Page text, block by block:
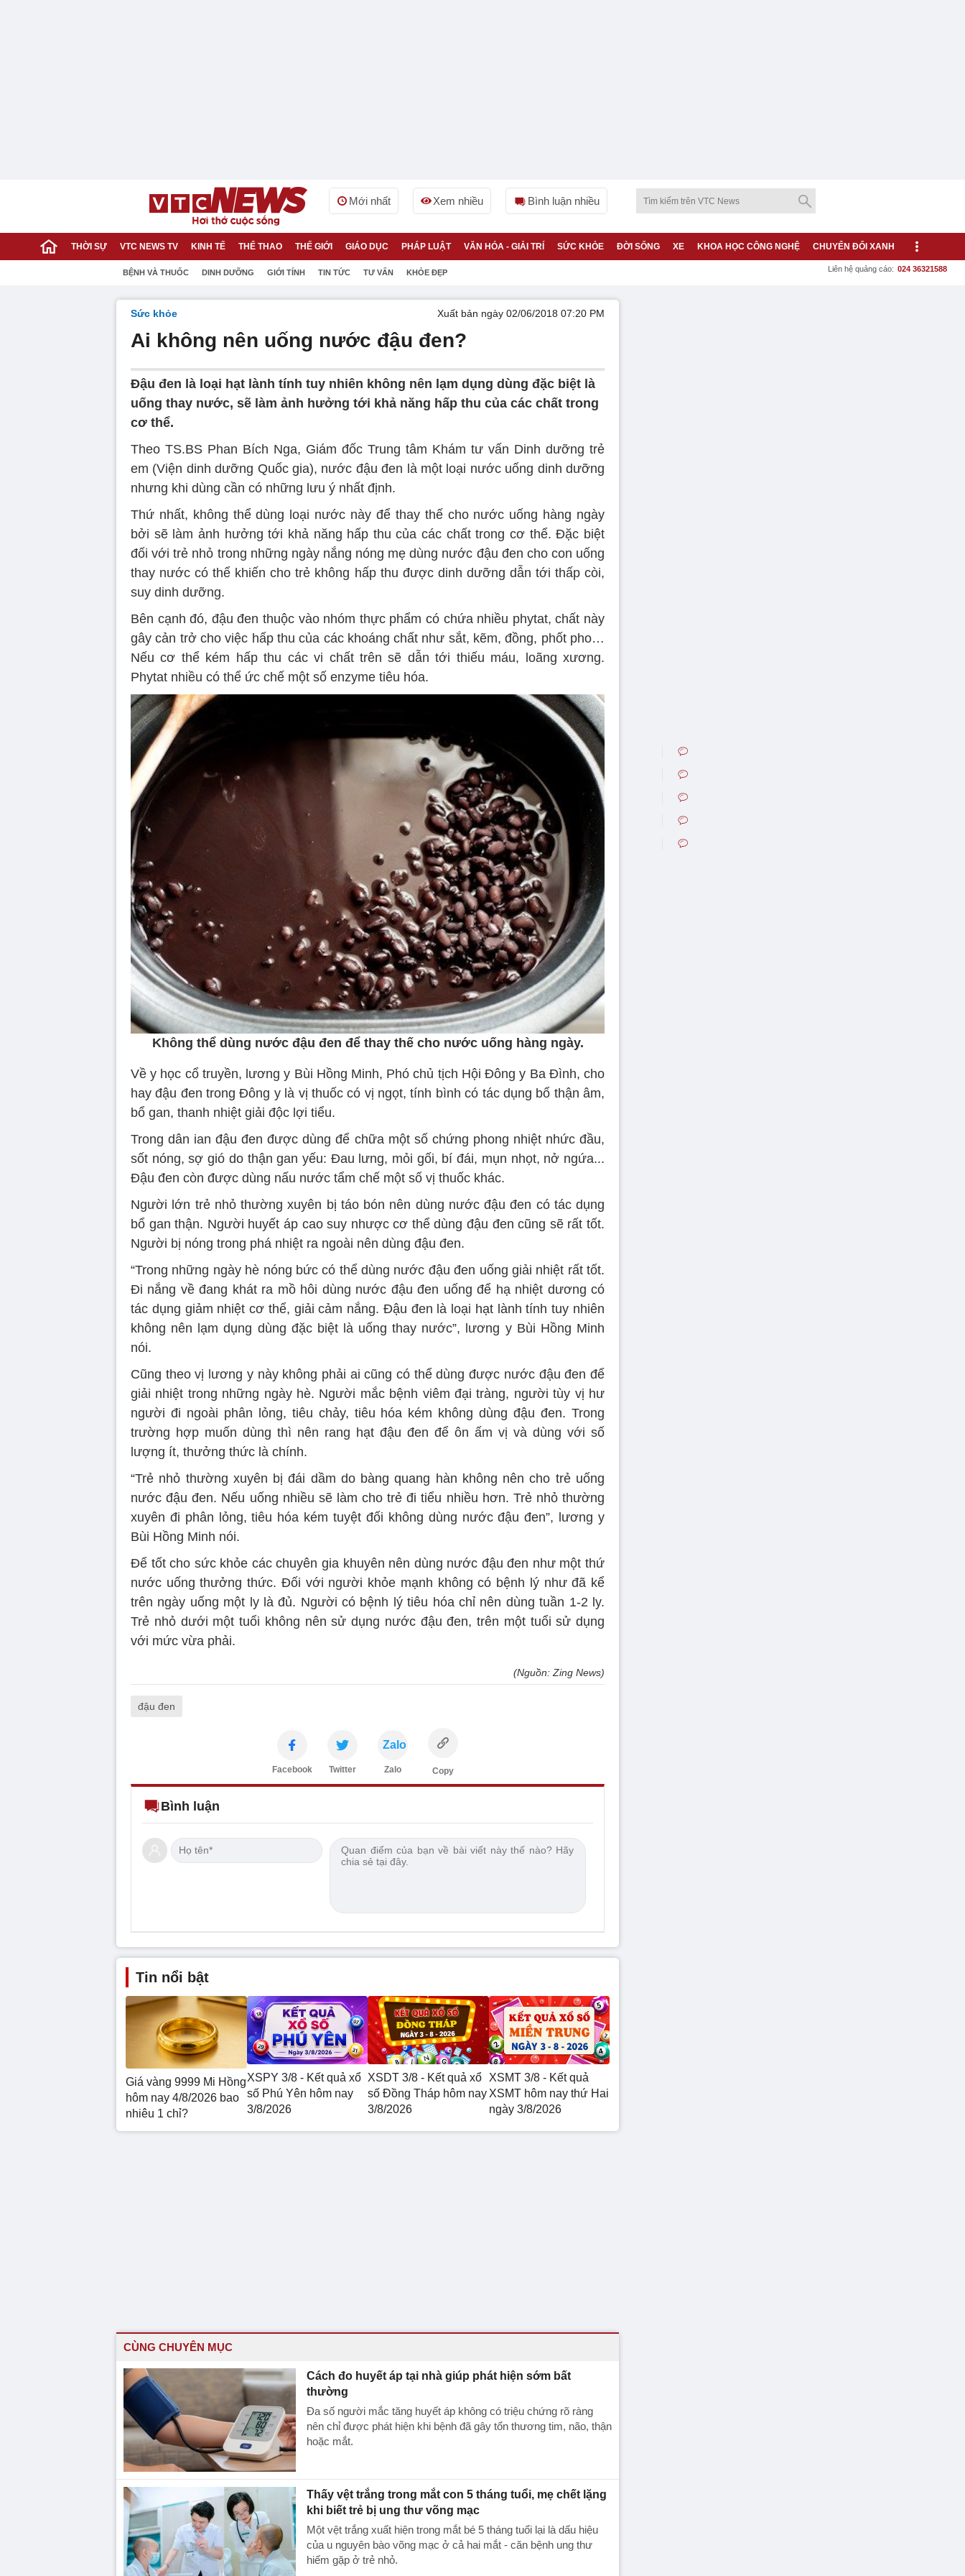
Mới nhất Xem nhiều Bình luận nhiều
THỜI SỰ VTC NEWS TV KINH TẾ THỂ THAO THẾ GIỚI GIÁO DỤC PHÁP LUẬT VĂN HÓA - GIẢI TRÍ SỨC KHỎE ĐỜI SỐNG XE KHOA HỌC CÔNG NGHỆ CHUYỂN ĐỔI XANH
BỆNH VÀ THUỐC DINH DƯỠNG GIỚI TÍNH TIN TỨC TƯ VẤN KHỎE ĐẸP Liên hệ quảng cáo: 024 36321588
Sức khỏe Xuất bản ngày 02/06/2018 07:20 PM
Ai không nên uống nước đậu đen?
Đậu đen là loại hạt lành tính tuy nhiên không nên lạm dụng dùng đặc biệt là
uống thay nước, sẽ làm ảnh hưởng tới khả năng hấp thu của các chất trong
cơ thể.
Theo TS.BS Phan Bích Nga, Giám đốc Trung tâm Khám tư vấn Dinh dưỡng trẻ
em (Viện dinh dưỡng Quốc gia), nước đậu đen là một loại nước uống dinh dưỡng
nhưng khi dùng cần có những lưu ý nhất định.
Thứ nhất, không thể dùng loại nước này để thay thế cho nước uống hàng ngày
bởi sẽ làm ảnh hưởng tới khả năng hấp thu của các chất trong cơ thể. Đặc biệt
đối với trẻ nhỏ trong những ngày nắng nóng mẹ dùng nước đậu đen cho con uống
thay nước có thể khiến cho trẻ không hấp thu được dinh dưỡng dẫn tới thấp còi,
suy dinh dưỡng.
Bên cạnh đó, đậu đen thuộc vào nhóm thực phẩm có chứa nhiều phytat, chất này
gây cản trở cho việc hấp thu của các khoáng chất như sắt, kẽm, đồng, phốt pho…
Nếu cơ thể kém hấp thu các vi chất trên sẽ dẫn tới thiếu máu, loãng xương.
Phytat nhiều có thể ức chế một số enzyme tiêu hóa.
Không thể dùng nước đậu đen để thay thế cho nước uống hàng ngày.
Về y học cổ truyền, lương y Bùi Hồng Minh, Phó chủ tịch Hội Đông y Ba Đình, cho
hay đậu đen trong Đông y là vị thuốc có vị ngọt, tính bình có tác dụng bổ thận âm,
bổ gan, thanh nhiệt giải độc lợi tiểu.
Trong dân ian đậu đen được dùng để chữa một số chứng phong nhiệt nhức đầu,
sốt nóng, sợ gió do thận gan yếu: Đau lưng, mỏi gối, bí đái, mụn nhọt, nở ngứa...
Đậu đen còn được dùng nấu nước tẩm chế một số vị thuốc khác.
Người lớn trẻ nhỏ thường xuyên bị táo bón nên dùng nước đậu đen có tác dụng
bổ gan thận. Người huyết áp cao suy nhược cơ thể dùng đậu đen cũng sẽ rất tốt.
Người bị nóng trong phá nhiệt ra ngoài nên dùng đậu đen.
“Trong những ngày hè nóng bức có thể dùng nước đậu đen uống giải nhiệt rất tốt.
Đi nắng về đang khát ra mồ hôi dùng nước đậu đen uống để hạ nhiệt dương có
tác dụng giảm nhiệt cơ thể, giải cảm nắng. Đậu đen là loại hạt lành tính tuy nhiên
không nên lạm dụng dùng đặc biệt là uống thay nước”, lương y Bùi Hồng Minh
nói.
Cũng theo vị lương y này không phải ai cũng có thể dùng được nước đậu đen để
giải nhiệt trong những ngày hè. Người mắc bệnh viêm đại tràng, người tùy vị hư
người đi ngoài phân lỏng, tiêu chảy, tiêu hóa kém không dùng đậu đen. Trong
trường hợp muốn dùng thì nên rang hạt đậu đen để ôn ấm vị và dùng với số
lượng ít, thưởng thức là chính.
“Trẻ nhỏ thường xuyên bị đái dầm do bàng quang hàn không nên cho trẻ uống
nước đậu đen. Nếu uống nhiều sẽ làm cho trẻ đi tiểu nhiều hơn. Trẻ nhỏ thường
xuyên đi phân lỏng, tiêu hóa kém tuyệt đối không dùng nước đậu đen”, lương y
Bùi Hồng Minh nói.
Để tốt cho sức khỏe các chuyên gia khuyên nên dùng nước đậu đen như một thứ
nước uống thưởng thức. Đối với người khỏe mạnh không có bệnh lý như đã kể
trên ngày uống một ly là đủ. Người có bệnh lý tiêu hóa chỉ nên dùng tuần 1-2 ly.
Trẻ nhỏ dưới một tuổi không nên sử dụng nước đậu đen, trên một tuổi sử dụng
với mức vừa phải.
(Nguồn: Zing News)
đậu đen
Facebook Twitter
Zalo
Zalo Copy
Bình luận
Tin nổi bật
Giá vàng 9999 Mi Hồng
hôm nay 4/8/2026 bao
nhiêu 1 chỉ?
XSPY 3/8 - Kết quả xổ
số Phú Yên hôm nay
3/8/2026
XSDT 3/8 - Kết quả xổ
số Đồng Tháp hôm nay
3/8/2026
XSMT 3/8 - Kết quả
XSMT hôm nay thứ Hai
ngày 3/8/2026
CÙNG CHUYÊN MỤC
Cách đo huyết áp tại nhà giúp phát hiện sớm bất
thường
Đa số người mắc tăng huyết áp không có triệu chứng rõ ràng
nên chỉ được phát hiện khi bệnh đã gây tổn thương tim, não, thận
hoặc mắt.
Thấy vệt trắng trong mắt con 5 tháng tuổi, mẹ chết lặng
khi biết trẻ bị ung thư võng mạc
Một vệt trắng xuất hiện trong mắt bé 5 tháng tuổi lại là dấu hiệu
của u nguyên bào võng mạc ở cả hai mắt - căn bệnh ung thư
hiếm gặp ở trẻ nhỏ.